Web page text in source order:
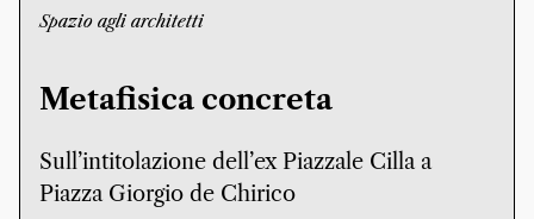
Spazio agli architetti
Metafisica concreta
Sull’intitolazione dell’ex Piazzale Cilla a
Piazza Giorgio de Chirico